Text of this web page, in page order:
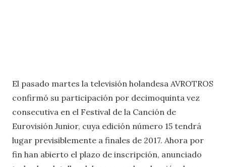
El pasado martes la televisión holandesa AVROTROS
confirmó su participación por decimoquinta vez
consecutiva en el Festival de la Canción de
Eurovisión Junior, cuya edición número 15 tendrá
lugar previsiblemente a finales de 2017. Ahora por
fin han abierto el plazo de inscripción, anunciado